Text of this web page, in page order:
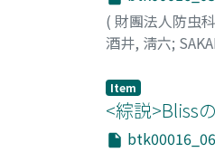
( 財團法人防虫
酒井, 淸六;
Item
<綜説>Bliss